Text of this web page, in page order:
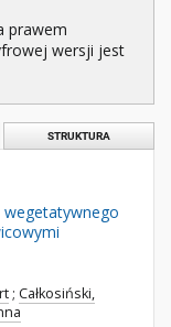
prawem
wersji jest
STRUKTURA
wegetatywnego
; Całkosiński,